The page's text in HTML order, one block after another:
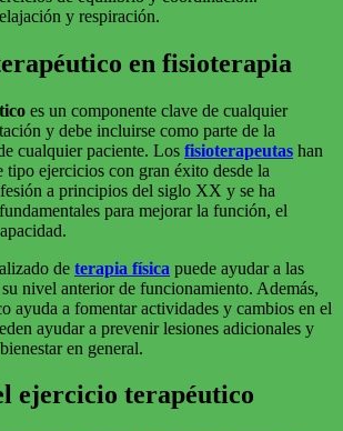
y respiración.
en fisioterapia
es un componente clave de cualquier
y debe incluirse como parte de la
cualquier paciente. Los fisioterapeutas han
tipo ejercicios con gran éxito desde la
a principios del siglo XX y se ha
para mejorar la función, el
de terapia física puede ayudar a las
su nivel anterior de funcionamiento. Además,
ayuda a fomentar actividades y cambios en el
ayudar a prevenir lesiones adicionales y
en general.
ejercicio terapéutico